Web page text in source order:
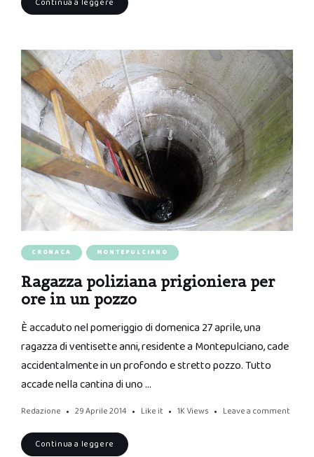
CRONACA MONTEPULCIANO
Ragazza poliziana prigioniera per
ore in un pozzo
È accaduto nel pomeriggio di domenica 27 aprile, una
ragazza di ventisette anni, residente a Montepulciano, cade
accidentalmente in un profondo e stretto pozzo. Tutto
accade nella cantina di uno …
Redazione 29 Aprile 2014 Like it 1K Views Leave a comment
Continua a leggere